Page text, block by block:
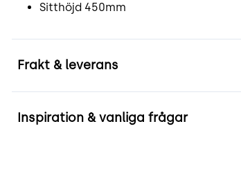
Sitthöjd 450mm
Frakt & leverans
Inspiration & vanliga frågar